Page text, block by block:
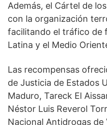
Además, el Cártel de
con la organización
facilitando el tráfico de
Latina y el Medio
Las recompensas
de Justicia de Estados
Maduro, Tareck El
Néstor Luis Reverol
Nacional Antidrogas de